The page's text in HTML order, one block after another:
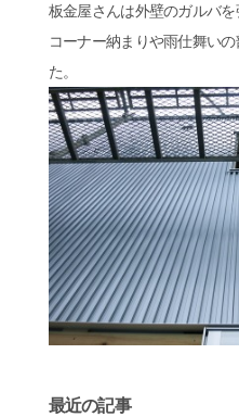
板金屋さんは外壁のガルバを
コーナー納まりや雨仕舞い
た。
最近の記事